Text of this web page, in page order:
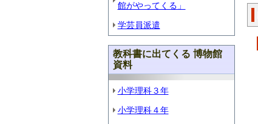
館がやってくる」
学芸員派遣
教科書に出てくる 博物館
資料
小学理科３年
小学理科４年